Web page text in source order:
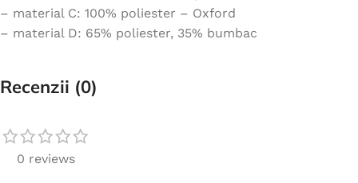
– material C: 100% poliester – Oxford
– material D: 65% poliester, 35% bumbac
Recenzii (0)
0 reviews